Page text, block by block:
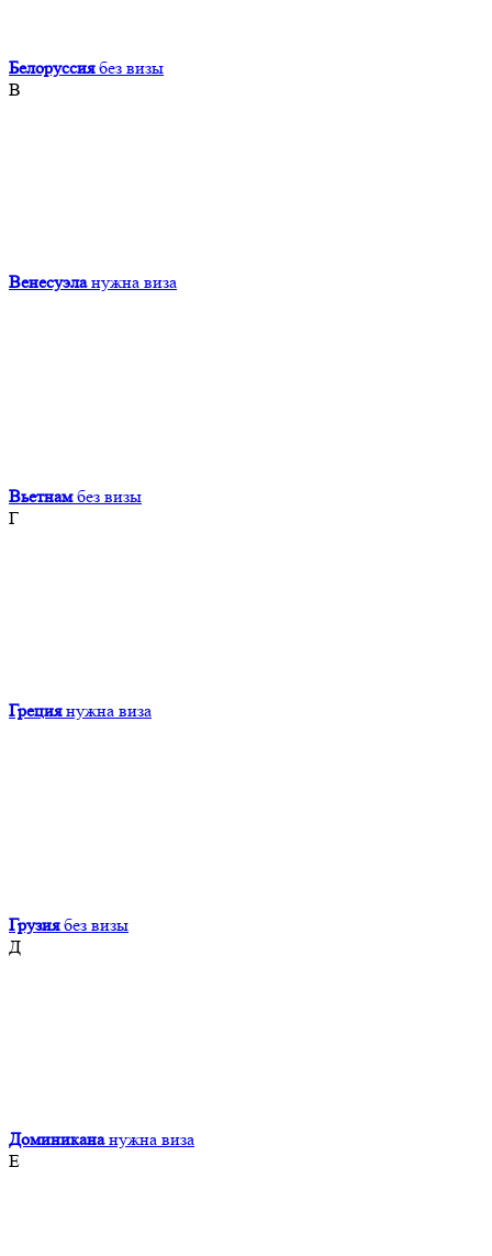
Белоруссия без визы
В
Венесуэла нужна виза
Вьетнам без визы
Г
Греция нужна виза
Грузия без визы
Д
Доминикана нужна виза
Е